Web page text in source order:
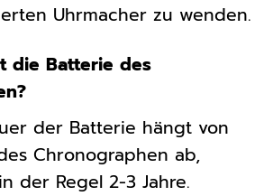
Uhrmacher zu wenden.
die Batterie des
der Batterie hängt von
Chronographen ab,
der Regel 2-3 Jahre.